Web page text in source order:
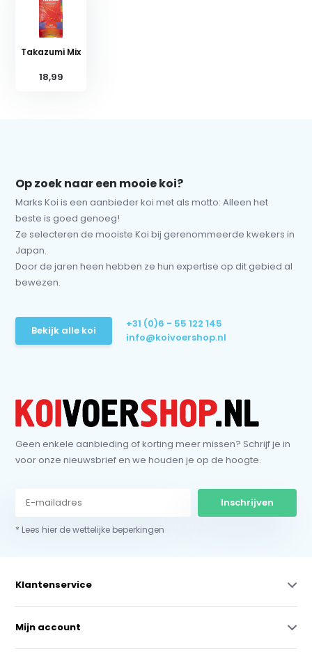
Takazumi Mix
18,99
Op zoek naar een mooie koi?
Marks Koi is een aanbieder koi met als motto: Alleen het
beste is goed genoeg!
Ze selecteren de mooiste Koi bij gerenommeerde kwekers in
Japan.
Door de jaren heen hebben ze hun expertise op dit gebied al
bewezen.
Bekijk alle koi
+31 (0)6 - 55 122 145
info@koivoershop.nl
Geen enkele aanbieding of korting meer missen? Schrijf je in
voor onze nieuwsbrief en we houden je op de hoogte.
Inschrijven
* Lees hier de wettelijke beperkingen
Klantenservice
Mijn account